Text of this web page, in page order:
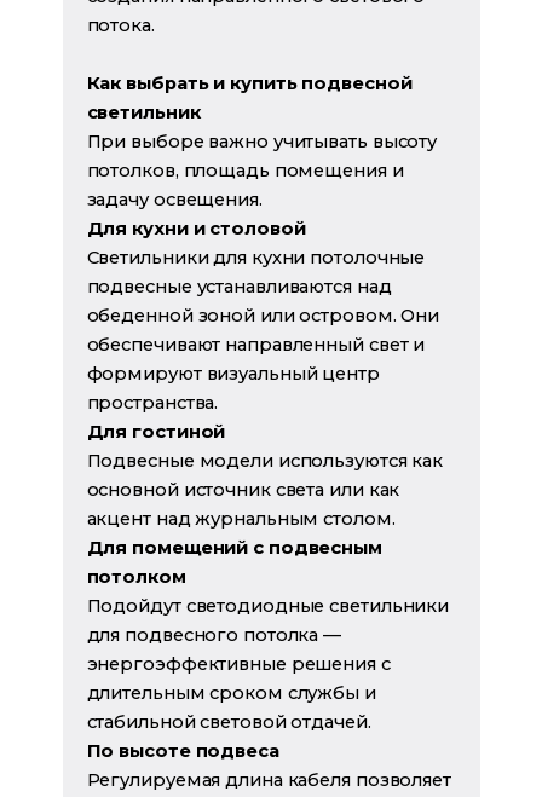
потока.
Как выбрать и купить подвесной
светильник
При выборе важно учитывать высоту
потолков, площадь помещения и
задачу освещения.
Для кухни и столовой
Светильники для кухни потолочные
подвесные устанавливаются над
обеденной зоной или островом. Они
обеспечивают направленный свет и
формируют визуальный центр
пространства.
Для гостиной
Подвесные модели используются как
основной источник света или как
акцент над журнальным столом.
Для помещений с подвесным
потолком
Подойдут светодиодные светильники
для подвесного потолка —
энергоэффективные решения с
длительным сроком службы и
стабильной световой отдачей.
По высоте подвеса
Регулируемая длина кабеля позволяет